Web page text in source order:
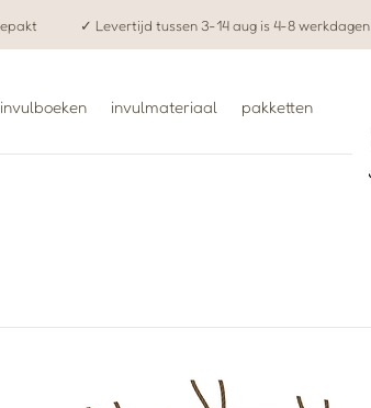
✓ Levertijd tussen 3-14 aug is 4-8 werkdagen
invulboeken invulmateriaal pakketten